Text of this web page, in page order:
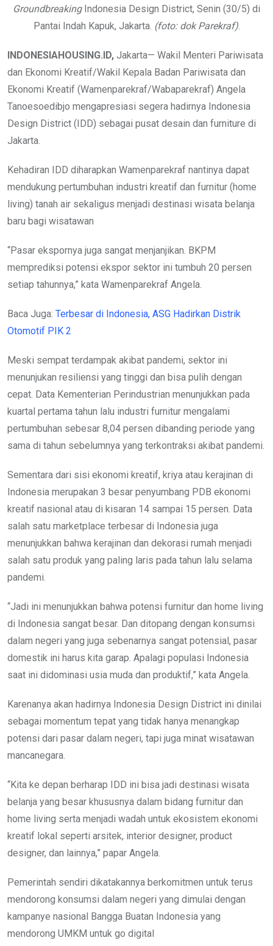
GroundbreakingIndonesia Design District, Senin (30/5) di
Pantai Indah Kapuk, Jakarta. (foto: dok Parekraf).
INDONESIAHOUSING.ID, Jakarta— Wakil Menteri Pariwisata
dan Ekonomi Kreatif/Wakil Kepala Badan Pariwisata dan
Ekonomi Kreatif (Wamenparekraf/Wabaparekraf) Angela
Tanoesoedibjo mengapresiasi segera hadirnya Indonesia
Design District (IDD) sebagai pusat desain dan furniture di
Jakarta.
Kehadiran IDD diharapkan Wamenparekraf nantinya dapat
mendukung pertumbuhan industri kreatif dan furnitur (home
living) tanah air sekaligus menjadi destinasi wisata belanja
baru bagi wisatawan
“Pasar ekspornya juga sangat menjanjikan. BKPM
memprediksi potensi ekspor sektor ini tumbuh 20 persen
setiap tahunnya,” kata Wamenparekraf Angela.
Baca Juga: Terbesar di Indonesia, ASG Hadirkan Distrik
Otomotif PIK 2
Meski sempat terdampak akibat pandemi, sektor ini
menunjukan resiliensi yang tinggi dan bisa pulih dengan
cepat. Data Kementerian Perindustrian menunjukkan pada
kuartal pertama tahun lalu industri furnitur mengalami
pertumbuhan sebesar 8,04 persen dibanding periode yang
sama di tahun sebelumnya yang terkontraksi akibat pandemi.
Sementara dari sisi ekonomi kreatif, kriya atau kerajinan di
Indonesia merupakan 3 besar penyumbang PDB ekonomi
kreatif nasional atau di kisaran 14 sampai 15 persen. Data
salah satu marketplace terbesar di Indonesia juga
menunjukkan bahwa kerajinan dan dekorasi rumah menjadi
salah satu produk yang paling laris pada tahun lalu selama
pandemi.
“Jadi ini menunjukkan bahwa potensi furnitur dan home living
di Indonesia sangat besar. Dan ditopang dengan konsumsi
dalam negeri yang juga sebenarnya sangat potensial, pasar
domestik ini harus kita garap. Apalagi populasi Indonesia
saat ini didominasi usia muda dan produktif,” kata Angela.
Karenanya akan hadirnya Indonesia Design District ini dinilai
sebagai momentum tepat yang tidak hanya menangkap
potensi dari pasar dalam negeri, tapi juga minat wisatawan
mancanegara.
“Kita ke depan berharap IDD ini bisa jadi destinasi wisata
belanja yang besar khususnya dalam bidang furnitur dan
home living serta menjadi wadah untuk ekosistem ekonomi
kreatif lokal seperti arsitek, interior designer, product
designer, dan lainnya,” papar Angela.
Pemerintah sendiri dikatakannya berkomitmen untuk terus
mendorong konsumsi dalam negeri yang dimulai dengan
kampanye nasional Bangga Buatan Indonesia yang
mendorong UMKM untuk go digital